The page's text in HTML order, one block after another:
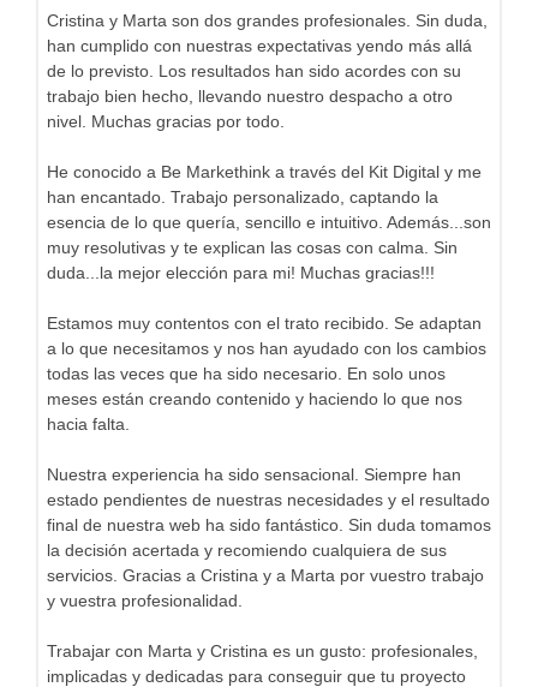
Cristina y Marta son dos grandes profesionales. Sin duda,
han cumplido con nuestras expectativas yendo más allá
de lo previsto. Los resultados han sido acordes con su
trabajo bien hecho, llevando nuestro despacho a otro
nivel. Muchas gracias por todo.
He conocido a Be Markethink a través del Kit Digital y me
han encantado. Trabajo personalizado, captando la
esencia de lo que quería, sencillo e intuitivo. Además...son
muy resolutivas y te explican las cosas con calma. Sin
duda...la mejor elección para mi! Muchas gracias!!!
Estamos muy contentos con el trato recibido. Se adaptan
a lo que necesitamos y nos han ayudado con los cambios
todas las veces que ha sido necesario. En solo unos
meses están creando contenido y haciendo lo que nos
hacia falta.
Nuestra experiencia ha sido sensacional. Siempre han
estado pendientes de nuestras necesidades y el resultado
final de nuestra web ha sido fantástico. Sin duda tomamos
la decisión acertada y recomiendo cualquiera de sus
servicios. Gracias a Cristina y a Marta por vuestro trabajo
y vuestra profesionalidad.
Trabajar con Marta y Cristina es un gusto: profesionales,
implicadas y dedicadas para conseguir que tu proyecto